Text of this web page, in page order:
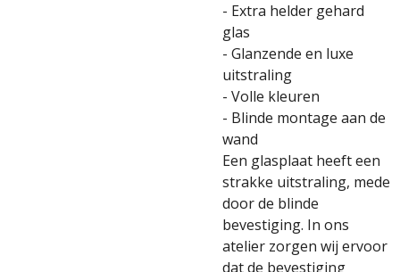
- Extra helder gehard
glas
- Glanzende en luxe
uitstraling
- Volle kleuren
- Blinde montage aan de
wand
Een glasplaat heeft een
strakke uitstraling, mede
door de blinde
bevestiging. In ons
atelier zorgen wij ervoor
dat de bevestiging